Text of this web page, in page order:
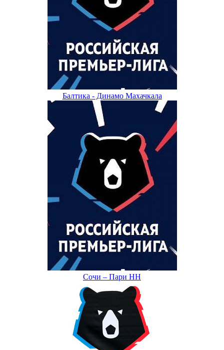
Балтика - Динамо Махачкала
Сочи – Пари НН